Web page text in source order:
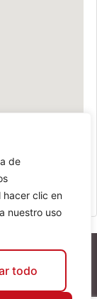
de
hacer clic en
nuestro uso
todo